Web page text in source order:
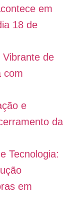
em
18 de
Vibrante de
com
e
da
Tecnologia:
em